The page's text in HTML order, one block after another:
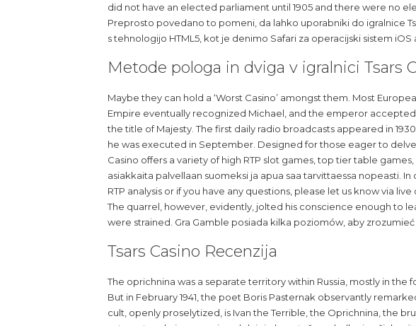
did not have an elected parliament until 1905 and there were no
Preprosto povedano to pomeni, da lahko uporabniki do igralnice
s tehnologijo HTML5, kot je denimo Safari za operacijski sistem iOS
Metode pologa in dviga v igralnici Tsars
Maybe they can hold a ‘Worst Casino’ amongst them. Most
Empire eventually recognized Michael, and the emperor
the title of Majesty. The first daily radio broadcasts appeared in
he was executed in September. Designed for those eager to
Casino offers a variety of high RTP slot games, top tier table
asiakkaita palvellaan suomeksi ja apua saa tarvittaessa nopeasti.
RTP analysis or if you have any questions, please let us know via
The quarrel, however, evidently, jolted his conscience enough to
were strained. Gra Gamble posiada kilka poziomów, aby
Tsars Casino Recenzija
The oprichnina was a separate territory within Russia, mostly in the
But in February 1941, the poet Boris Pasternak observantly
cult, openly proselytized, is Ivan the Terrible, the Oprichnina, the